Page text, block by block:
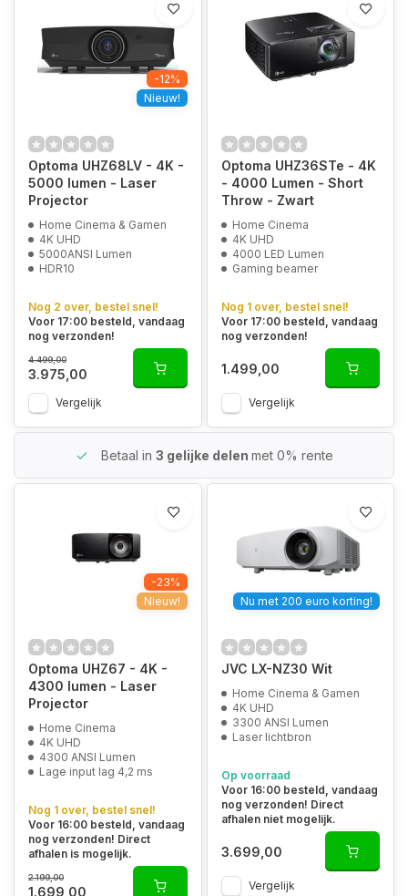
-12%
Nieuw!
Optoma UHZ68LV - 4K -
5000 lumen - Laser
Projector
Home Cinema & Gamen
4K UHD
5000ANSI Lumen
HDR10
Nog 2 over, bestel snel!
Voor 17:00 besteld, vandaag
nog verzonden!
4.499,00
3.975,00
Vergelijk
Optoma UHZ36STe - 4K
- 4000 Lumen - Short
Throw - Zwart
Home Cinema
4K UHD
4000 LED Lumen
Gaming beamer
Nog 1 over, bestel snel!
Voor 17:00 besteld, vandaag
nog verzonden!
1.499,00
Vergelijk
Betaal in 3 gelijke delen met 0% rente
-23%
Nieuw!
Optoma UHZ67 - 4K -
4300 lumen - Laser
Projector
Home Cinema
4K UHD
4300 ANSI Lumen
Lage input lag 4,2 ms
Nog 1 over, bestel snel!
Voor 16:00 besteld, vandaag
nog verzonden! Direct
afhalen is mogelijk.
2.199,00
1.699,00
Nu met 200 euro korting!
JVC LX-NZ30 Wit
Home Cinema & Gamen
4K UHD
3300 ANSI Lumen
Laser lichtbron
Op voorraad
Voor 16:00 besteld, vandaag
nog verzonden! Direct
afhalen niet mogelijk.
3.699,00
Vergelijk